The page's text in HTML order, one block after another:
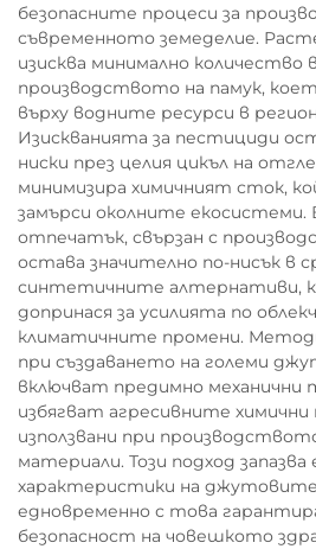
безопасните процеси за
съвременното земеделие.
изисква минимално количество
производството на памук,
върху водните ресурси в
Изискванията за пестициди
ниски през целия цикъл на
минимизира химичният сток,
замърси околните екосистеми.
отпечатък, свързан с
остава значително по-нисък в
синтетичните алтернативи,
допринася за усилията по
климатичните промени.
при създаването на големи
включват предимно механични
избягват агресивните
използвани при
материали. Този подход
характеристики на джутовите
едновременно с това
безопасност на човешкото